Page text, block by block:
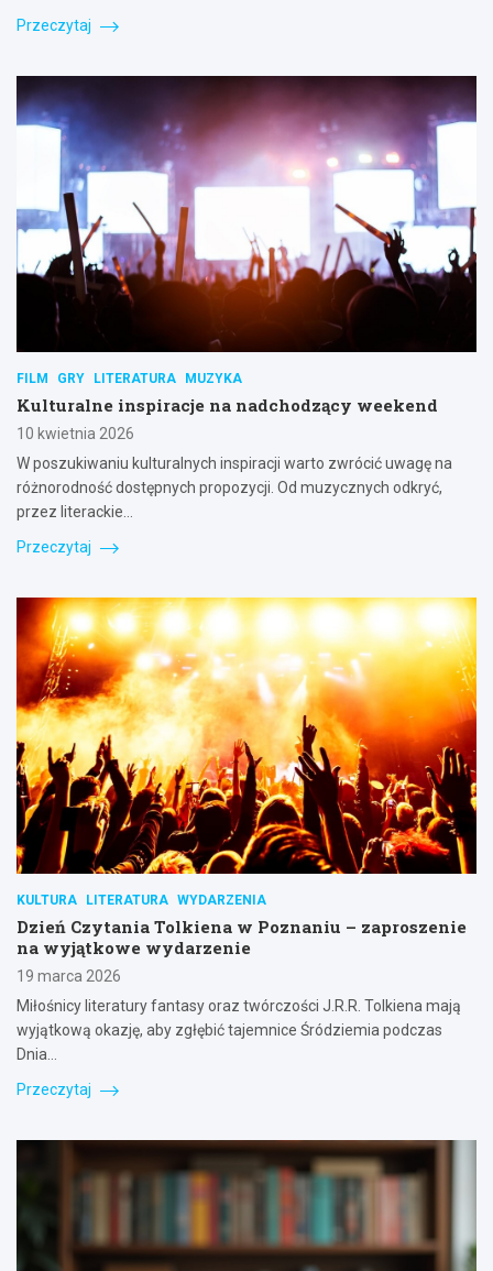
Przeczytaj
FILM GRY LITERATURA MUZYKA
Kulturalne inspiracje na nadchodzący weekend
10 kwietnia 2026
W poszukiwaniu kulturalnych inspiracji warto zwrócić uwagę na
różnorodność dostępnych propozycji. Od muzycznych odkryć,
przez literackie…
Przeczytaj
KULTURA LITERATURA WYDARZENIA
Dzień Czytania Tolkiena w Poznaniu – zaproszenie
na wyjątkowe wydarzenie
19 marca 2026
Miłośnicy literatury fantasy oraz twórczości J.R.R. Tolkiena mają
wyjątkową okazję, aby zgłębić tajemnice Śródziemia podczas
Dnia…
Przeczytaj